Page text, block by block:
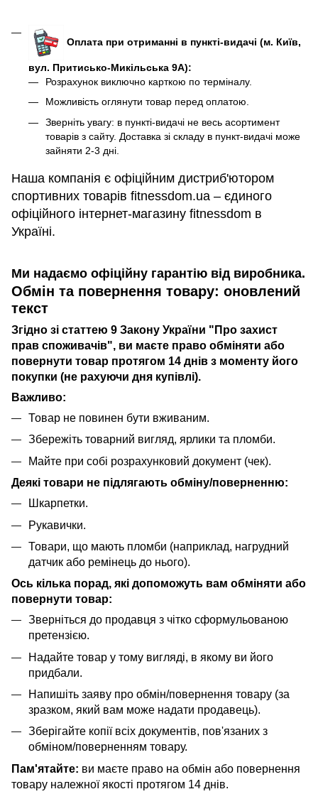
Оплата при отриманні в пункті-видачі (м. Київ,
вул. Притисько-Микільська 9А):
Розрахунок виключно карткою по терміналу.
Можливість оглянути товар перед оплатою.
Зверніть увагу: в пункті-видачі не весь асортимент
товарів з сайту. Доставка зі складу в пункт-видачі може
зайняти 2-3 дні.
Наша компанія є офіційним дистриб'ютором
спортивних товарів fitnessdom.ua – єдиного
офіційного інтернет-магазину fitnessdom в
Україні.
Ми надаємо офіційну гарантію від виробника.
Обмін та повернення товару: оновлений
текст
Згідно зі статтею 9 Закону України "Про захист
прав споживачів", ви маєте право обміняти або
повернути товар протягом 14 днів з моменту його
покупки (не рахуючи дня купівлі).
Важливо:
Товар не повинен бути вживаним.
Збережіть товарний вигляд, ярлики та пломби.
Майте при собі розрахунковий документ (чек).
Деякі товари не підлягають обміну/поверненню:
Шкарпетки.
Рукавички.
Товари, що мають пломби (наприклад, нагрудний
датчик або ремінець до нього).
Ось кілька порад, які допоможуть вам обміняти або
повернути товар:
Зверніться до продавця з чітко сформульованою
претензією.
Надайте товар у тому вигляді, в якому ви його
придбали.
Напишіть заяву про обмін/повернення товару (за
зразком, який вам може надати продавець).
Зберігайте копії всіх документів, пов'язаних з
обміном/поверненням товару.
Пам'ятайте: ви маєте право на обмін або повернення
товару належної якості протягом 14 днів.